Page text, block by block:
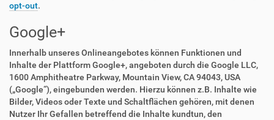
opt-out.
Google+
Innerhalb unseres Onlineangebotes können Funktionen und
Inhalte der Plattform Google+, angeboten durch die Google LLC,
1600 Amphitheatre Parkway, Mountain View, CA 94043, USA
(„Google“), eingebunden werden. Hierzu können z.B. Inhalte wie
Bilder, Videos oder Texte und Schaltflächen gehören, mit denen
Nutzer Ihr Gefallen betreffend die Inhalte kundtun, den